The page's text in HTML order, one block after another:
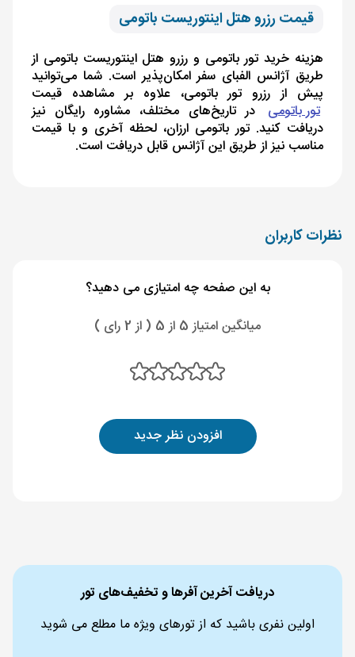
قیمت رزرو هتل اینتوریست باتومی
هزینه خرید تور باتومی و رزرو هتل اینتوریست باتومی از
طریق آژانس الفبای سفر امکان‌پذیر است. شما می‌توانید
پیش از رزرو تور باتومی، علاوه ‌بر مشاهده قیمت
تور باتومی
در تاریخ‌های مختلف، مشاوره رایگان نیز
دریافت کنید. تور باتومی ارزان، لحظه آخری و با قیمت
مناسب نیز از طریق این آژانس قابل دریافت است.
نظرات کاربران
به این صفحه چه امتیازی می دهید؟
میانگین امتیاز 5 از 5 ( از 2 رای )
افزودن نظر جدید
دریافت آخرین آفرها و تخفیف‌های تور
اولین نفری باشید که از تورهای ویژه ما مطلع می شوید